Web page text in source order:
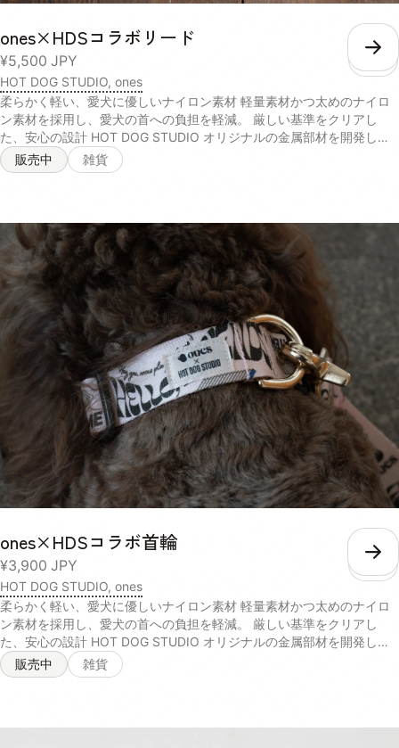
ones×HDSコラボリード
¥5,500 JPY こ
HOT DOG STUDIO, ones
柔らかく軽い、愛犬に優しいナイロン素材 軽量素材かつ太めのナイロ
ン素材を採用し、愛犬の首への負担を軽減。 厳しい基準をクリアし
た、安心の設計 HOT DOG STUDIO オリジナルの金属部材を開発し、
強度を向上。JIS規格基準の引っ張り強度テストをクリアしています。
オーナーにも優しい、ソフトな持ち手 持ち手部分には、手触りの良い
型犬までお散歩で使用可能な強度設計で、幅広い愛犬に着用させること
ができます。 <サイズ> 長さ：全長122cm 太さ : 2.5cm <素材> 持ち手
部分 : アクリル + シリコーン 本体部分 : ナイロン
販売中 雑貨
ones×HDSコラボ首輪
¥3,900 JPY こ
HOT DOG STUDIO, ones
柔らかく軽い、愛犬に優しいナイロン素材 軽量素材かつ太めのナイロ
ン素材を採用し、愛犬の首への負担を軽減。 厳しい基準をクリアし
た、安心の設計 HOT DOG STUDIO オリジナルの金属部材を開発し、
強度を向上。JIS規格基準の引っ張り強度テストをクリアしています。
オーナーにも優しい、ソフトな持ち手 持ち手部分には、手触りの良い
型犬までお散歩で使用可能な強度設計で、幅広い愛犬に着用させること
販売中 雑貨